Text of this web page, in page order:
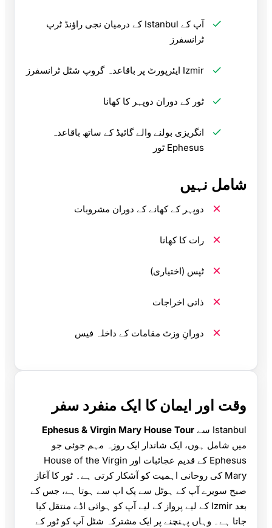
آپ کے Istanbul کے درمیان نجی راؤنڈ ٹرپ
ٹرانسفرز
Izmir ایئرپورٹ پر باقاعدہ گروپ شٹل ٹرانسفرز
ٹور کے دوران دوپہر کا کھانا
انگریزی بولنے والے گائیڈ کے ساتھ باقاعدہ
Ephesus ٹور
شامل نہیں
دوپہر کے کھانے کے دوران مشروبات
رات کا کھانا
ٹپس (اختیاری)
ذاتی اخراجات
دورانِ وزٹ مقامات کے داخلہ فیس
وقت اور ایمان کا ایک منفرد سفر
Istanbul سے
Ephesus & Virgin Mary House Tour
میں شامل ہوں، ایک شاندار ایک روزہ مہم جوئی جو
Ephesus کے قدیم عجائبات اور House of the Virgin
Mary کی روحانی اہمیت کو آشکار کرتی ہے۔ ٹور کا آغاز
صبح سویرے آپ کے ہوٹل سے پک اپ سے ہوتا ہے، جس کے
بعد Izmir کے لیے پرواز کے لیے آپ کو ہوائی اڈے منتقل کیا
جاتا ہے۔ وہاں پہنچنے پر ایک مشترکہ شٹل آپ کو ٹور کے